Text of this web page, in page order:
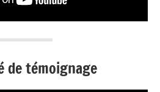
de témoignage